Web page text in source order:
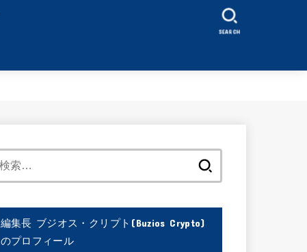
SEARCH
編集長 ブジオス・クリプト(Buzios Crypto)
のプロフィール